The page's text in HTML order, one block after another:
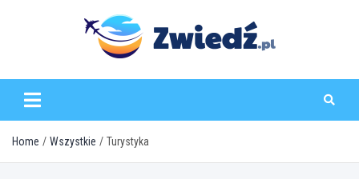
zwiedz.pl
Home Wszystkie Turystyka